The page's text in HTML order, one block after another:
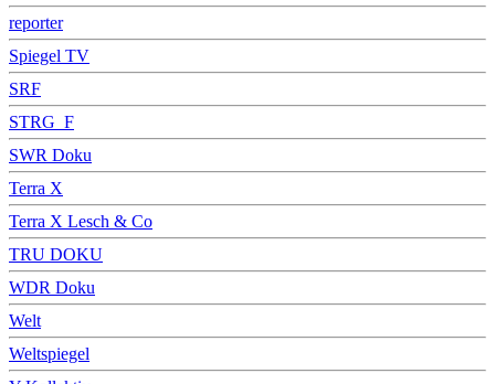
reporter
Spiegel TV
SRF
STRG_F
SWR Doku
Terra X
Terra X Lesch & Co
TRU DOKU
WDR Doku
Welt
Weltspiegel